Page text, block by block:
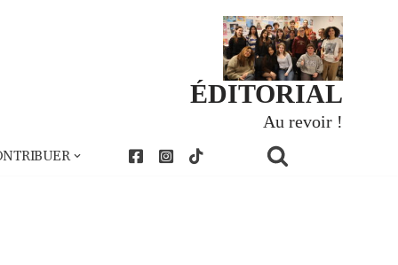
ÉDITORIAL
Au revoir !